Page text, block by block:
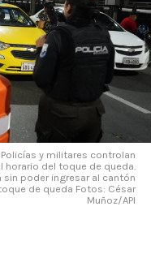
y militares controlan
del toque de queda.
sin poder ingresar al cantón
de queda Fotos: César
Muñoz/API